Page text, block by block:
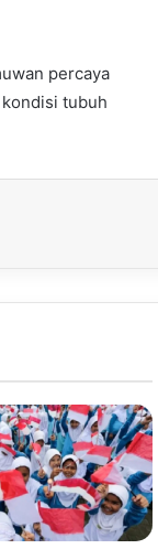
percaya
kondisi tubuh